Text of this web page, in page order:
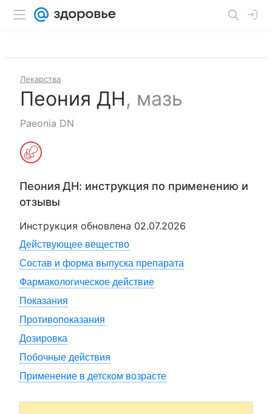
Лекарства
Пеония ДН, мазь
Paeonia DN
Пеония ДН: инструкция по применению и
отзывы
Инструкция обновлена 02.07.2026
Действующее вещество
Состав и форма выпуска препарата
Фармакологическое действие
Показания
Противопоказания
Дозировка
Побочные действия
Применение в детском возрасте